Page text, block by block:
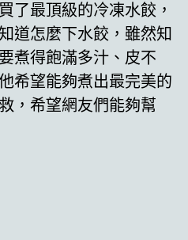
了最頂級的冷凍水餃，
道怎麼下水餃，雖然知
煮得飽滿多汁、皮不
希望能夠煮出最完美的
，希望網友們能夠幫